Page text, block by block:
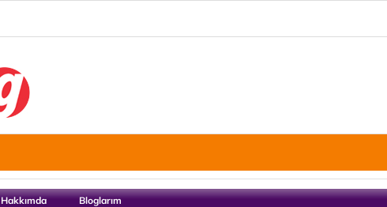
Hakkımda Bloglarım